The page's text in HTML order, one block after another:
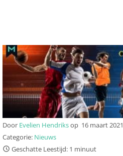
Door Evelien Hendriksop 16 maart 2021
Categorie: Nieuws
Geschatte Leestijd: 1 minuut